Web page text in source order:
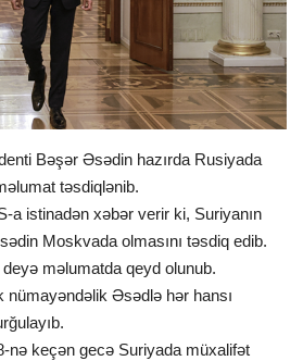
Bəşər Əsədin hazırda Rusiyada
təsdiqlənib.
a istinadən xəbər verir ki, Suriyanın
Moskvada olmasını təsdiq edib.
deyə məlumatda qeyd olunub.
nümayəndəlik Əsədlə hər hansı
nə keçən gecə Suriyada müxalifət